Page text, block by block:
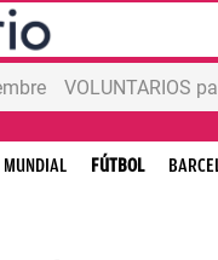
VOLUNTARIOS
MUNDIAL FÚTBOL